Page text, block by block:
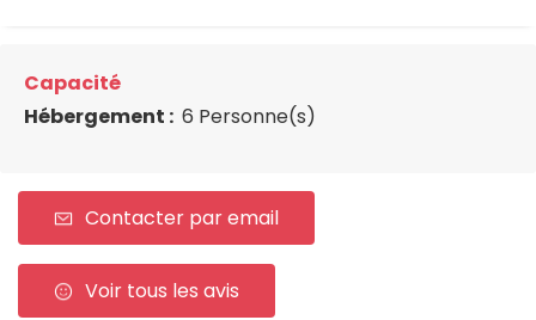
Capacité
Hébergement : 6 Personne(s)
Contacter par email
Voir tous les avis